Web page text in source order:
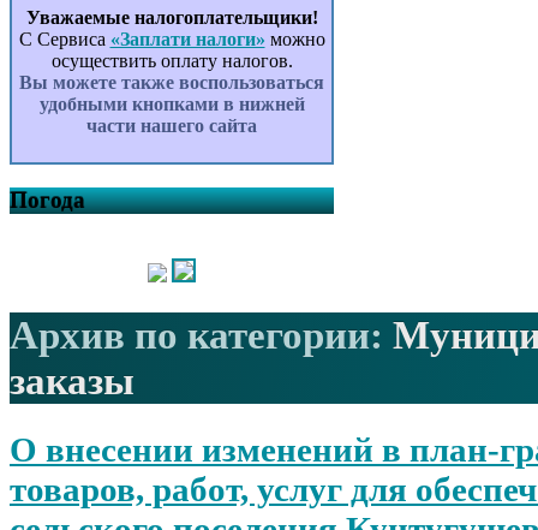
Уважаемые налогоплательщики!
С Сервиса «Заплати налоги» можно
осуществить оплату налогов.
Вы можете также воспользоваться
удобными кнопками в нижней
части нашего сайта
Погода
Архив по категории:
заказы
О внесении изменений в план-
товаров, работ, услуг для